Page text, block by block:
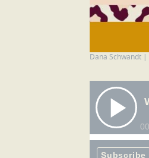
Dana Schwandt